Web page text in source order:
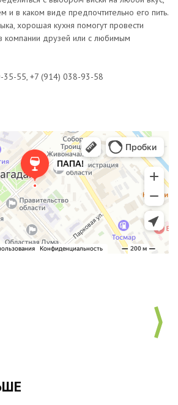
и в каком виде предпочтительно его пить.
хорошая кухня помогут провести
компании друзей или с любимым
35-55, +7 (914) 038-93-58